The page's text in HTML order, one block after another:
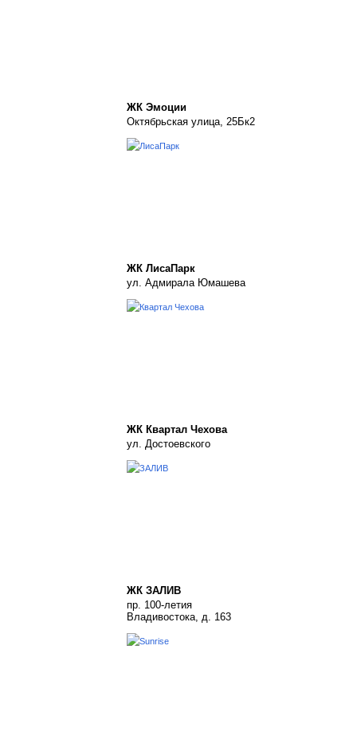
ЖК Эмоции
Октябрьская улица, 25Бк2
ЖК ЛисаПарк
ул. Адмирала Юмашева
ЖК Квартал Чехова
ул. Достоевского
ЖК ЗАЛИВ
пр. 100-летия
Владивостока, д. 163